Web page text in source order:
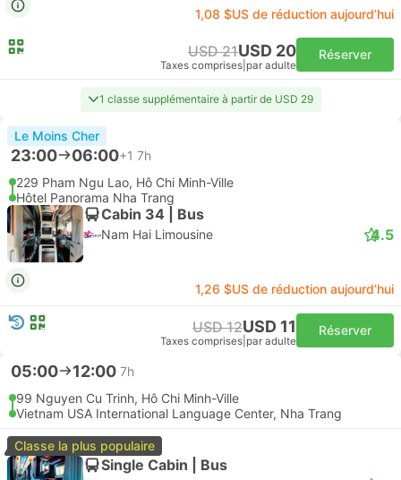
1,08 $US de réduction aujourd’hui
USD 21USD 20
Taxes comprises par adulte
Réserver
1 classe supplémentaire à partir de USD 29
Le Moins Cher
23:00 06:00+1 7h
229 Pham Ngu Lao, Hô Chi Minh-Ville
Hôtel Panorama Nha Trang
Cabin 34 | Bus
Nam Hai Limousine 4.5
1,26 $US de réduction aujourd’hui
USD 12USD 11
Taxes comprises par adulte
Réserver
05:00 12:00 7h
99 Nguyen Cu Trinh, Hô Chi Minh-Ville
Vietnam USA International Language Center, Nha Trang
Classe la plus populaire
Single Cabin | Bus